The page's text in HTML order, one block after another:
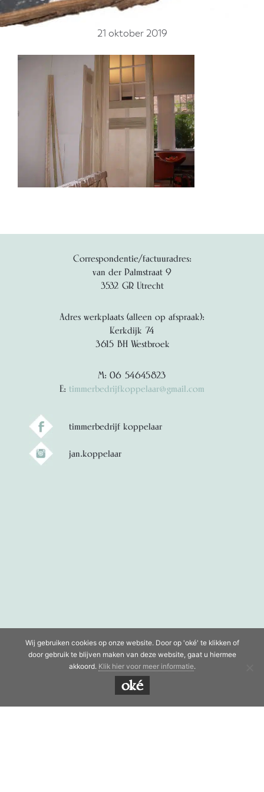
21 oktober 2019
Correspondentie/factuuradres:
van der Palmstraat 9
3532 GR Utrecht
Adres werkplaats (alleen op afspraak):
Kerkdijk 74
3615 BH Westbroek
M: 06 54645823
E: timmerbedrijfkoppelaar@gmail.com
timmerbedrijf koppelaar
jan.koppelaar
Wij gebruiken cookies op onze website. Door op 'oké' te klikken of
door gebruik te blijven maken van deze website, gaat u hiermee
akkoord. Klik hier voor meer informatie.
oké